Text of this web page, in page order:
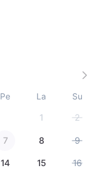
Pe La Su
1 2
7 8 9
14 15 16